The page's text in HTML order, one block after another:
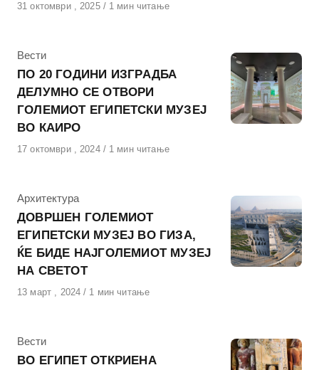
Објавено
31 октомври , 2025 1 мин читање
КАтегорија
Вести
ПО 20 ГОДИНИ ИЗГРАДБА
ДЕЛУМНО СЕ ОТВОРИ
ГОЛЕМИОТ ЕГИПЕТСКИ МУЗЕЈ
ВО КАИРО
Објавено
17 октомври , 2024 1 мин читање
КАтегорија
Архитектура
ДОВРШЕН ГОЛЕМИОТ
ЕГИПЕТСКИ МУЗЕЈ ВО ГИЗА,
ЌЕ БИДЕ НАЈГОЛЕМИОТ МУЗЕЈ
НА СВЕТОТ
Објавено
13 март , 2024 1 мин читање
КАтегорија
Вести
ВО ЕГИПЕТ ОТКРИЕНА